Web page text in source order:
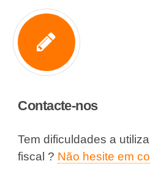
Contacte-nos
Tem dificuldades a
fiscal ? Não hesite em